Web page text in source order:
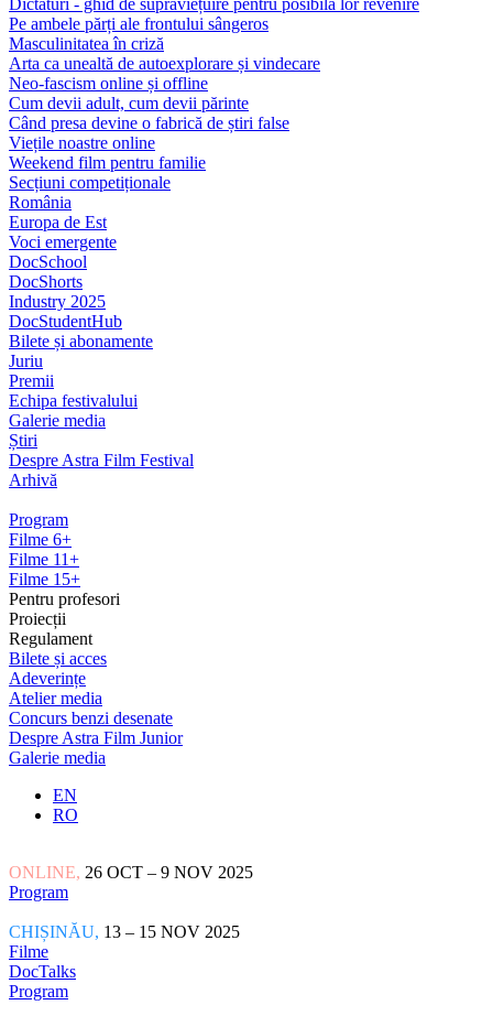
Pe ambele părți ale frontului sângeros
Masculinitatea în criză
Arta ca unealtă de autoexplorare și vindecare
Neo-fascism online și offline
Cum devii adult, cum devii părinte
Când presa devine o fabrică de știri false
Viețile noastre online
Weekend film pentru familie
Secțiuni competiționale
România
Europa de Est
Voci emergente
DocSchool
DocShorts
Industry 2025
DocStudentHub
Bilete și abonamente
Juriu
Premii
Echipa festivalului
Galerie media
Știri
Despre Astra Film Festival
Arhivă
Program
Filme 6+
Filme 11+
Filme 15+
Pentru profesori
Proiecții
Regulament
Bilete și acces
Adeverințe
Atelier media
Concurs benzi desenate
Despre Astra Film Junior
Galerie media
EN
RO
ONLINE, 26 OCT – 9 NOV 2025
Program
CHIȘINĂU, 13 – 15 NOV 2025
Filme
DocTalks
Program